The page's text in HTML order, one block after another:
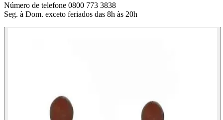
Número de telefone 0800 773 3838
Seg. à Dom. exceto feriados das 8h às 20h